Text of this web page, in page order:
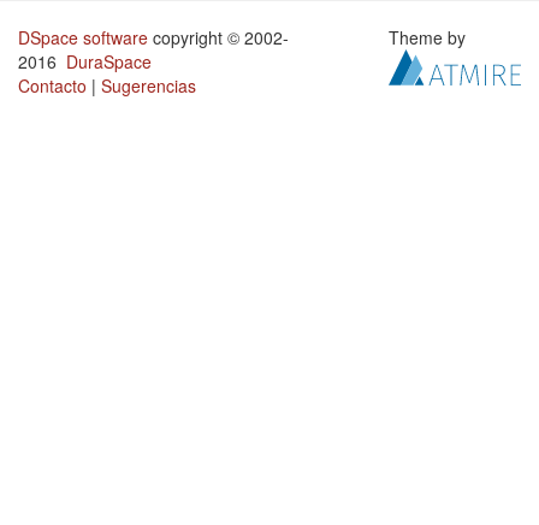
DSpace software copyright © 2002-
2016 DuraSpace
Contacto | Sugerencias
Theme by